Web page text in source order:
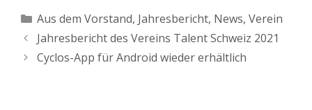
Kategorien
Aus dem Vorstand, Jahresbericht, News, Verein
Jahresbericht des Vereins Talent Schweiz 2021
Cyclos-App für Android wieder erhältlich